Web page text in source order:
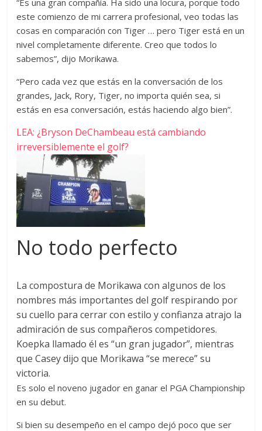
este comienzo de mi carrera profesional, veo todas las
cosas en comparación con Tiger … pero Tiger está en un
nivel completamente diferente. Creo que todos lo
sabemos”, dijo Morikawa.
“Pero cada vez que estás en la conversación de los
grandes, Jack, Rory, Tiger, no importa quién sea, si
estás en esa conversación, estás haciendo algo bien”.
LEA: ¿Bryson DeChambeau está cambiando
irreversiblemente el golf?
No todo perfecto
La compostura de Morikawa con algunos de los
nombres más importantes del golf respirando por
su cuello para cerrar con estilo y confianza atrajo la
admiración de sus compañeros competidores.
Koepka llamado él es “un gran jugador”, mientras
que Casey dijo que Morikawa “se merece” su
victoria.
Es solo el noveno jugador en ganar el PGA Championship
en su debut.
Si bien su desempeño en el campo dejó poco que ser